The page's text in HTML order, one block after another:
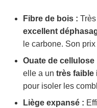
Fibre de bois :
excellent
le carbone. Son
Ouate de cellulose
elle a un très faible
pour isoler les
Liège expansé :